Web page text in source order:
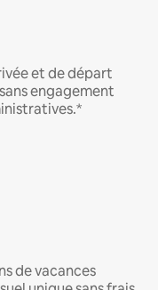
et de départ
engagement
de vacances